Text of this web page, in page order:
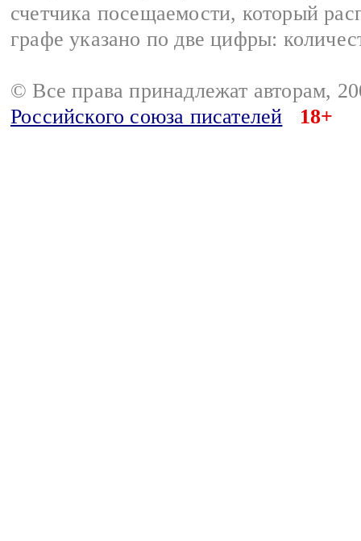
счетчика посещаемости, который
графе указано по две цифры:
© Все права принадлежат авторам,
Российского союза писателей
18+